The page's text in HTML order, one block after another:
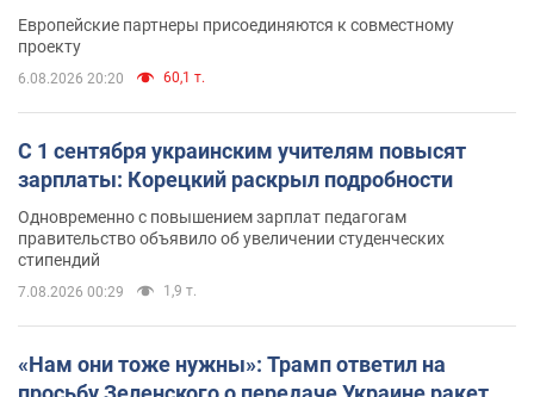
Европейские партнеры присоединяются к совместному
проекту
6.08.2026 20:20 60,1 т.
С 1 сентября украинским учителям повысят
зарплаты: Корецкий раскрыл подробности
Одновременно с повышением зарплат педагогам
правительство объявило об увеличении студенческих
стипендий
7.08.2026 00:29 1,9 т.
«Нам они тоже нужны»: Трамп ответил на